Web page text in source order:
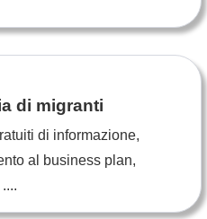
di migranti
di informazione,
al business plan,